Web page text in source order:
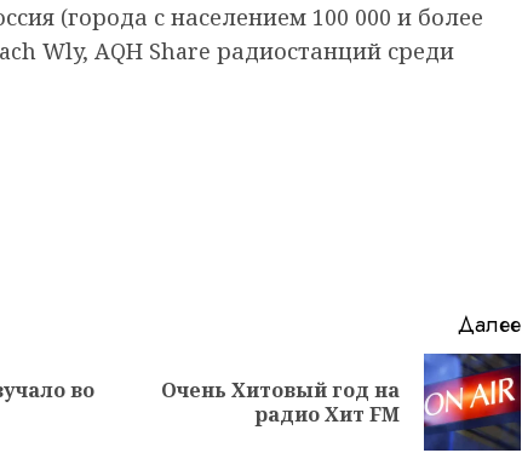
(города с населением 100 000 и более
Wly, AQH Share радиостанций среди
Предыдущая
во
Далее
Следующая
Очень Хитовый год на
радио Хит FM